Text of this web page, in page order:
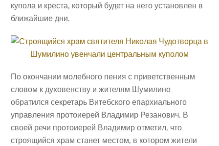
купола и креста, который будет на него установлен в
ближайшие дни.
По окончании молебного пения с приветственным
словом к духовенству и жителям Шумилино
обратился секретарь Витебского епархиального
управления протоиерей Владимир Резанович. В
своей речи протоиерей Владимир отметил, что
строящийся храм станет местом, в котором жители